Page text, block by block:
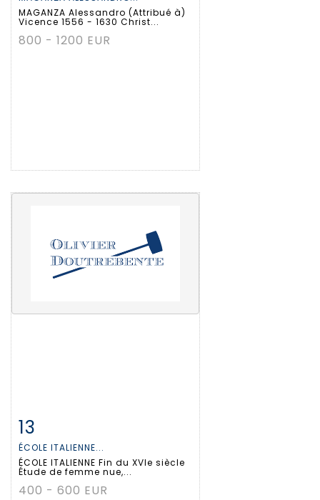
MAGANZA Alessandro (Attribué à)
Vicence 1556 - 1630 Christ...
800 - 1200 EUR
Item detail
13
ÉCOLE ITALIENNE...
ÉCOLE ITALIENNE Fin du XVIe siècle
Étude de femme nue,...
400 - 600 EUR